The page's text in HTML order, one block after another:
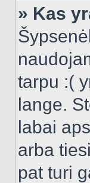
» Kas
tarpu :(
lange.
labai
arba
pat turi